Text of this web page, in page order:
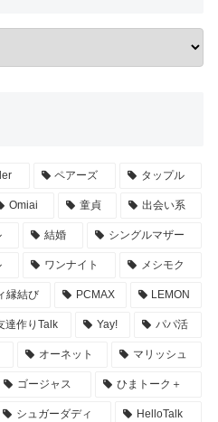
ペアーズ タップル
Omiai 童貞 出会い系
結婚 シングルマザー
ワンナイト メシモク
縁結び PCMAX LEMON
達作りTalk Yay! パパ活
オーネット マリッシュ
ゴージャス ひまトーク＋
シュガーダディ HelloTalk